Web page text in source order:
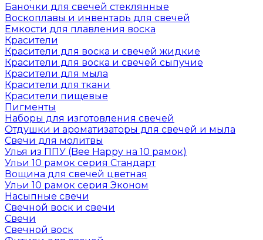
Баночки для свечей стеклянные
Воскоплавы и инвентарь для свечей
Емкости для плавления воска
Красители
Красители для воска и свечей жидкие
Красители для воска и свечей сыпучие
Красители для мыла
Красители для ткани
Красители пищевые
Пигменты
Наборы для изготовления свечей
Отдушки и ароматизаторы для свечей и мыла
Свечи для молитвы
Улья из ППУ (Bee Happy на 10 рамок)
Ульи 10 рамок серия Стандарт
Вощина для свечей цветная
Ульи 10 рамок серия Эконом
Насыпные свечи
Свечной воск и свечи
Свечи
Свечной воск